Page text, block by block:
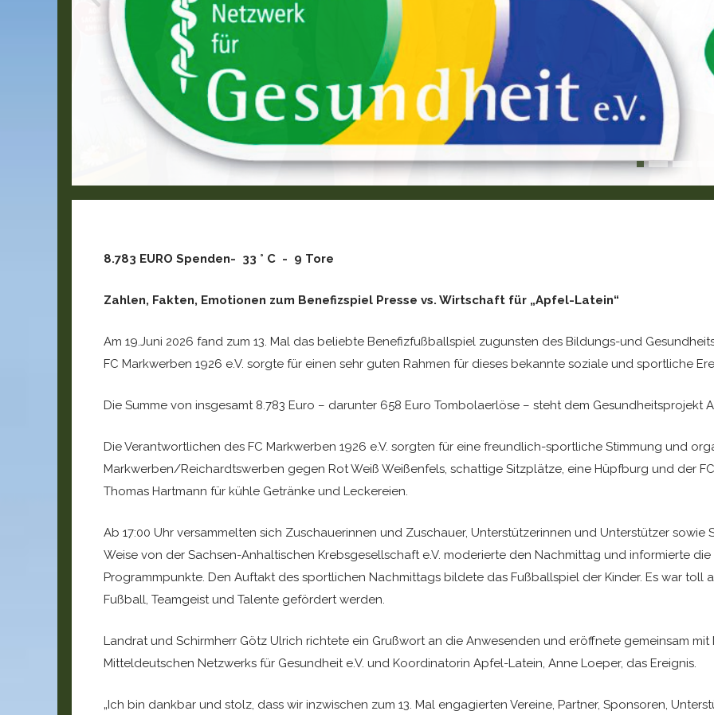
8.783 EURO Spenden- 33 ° C - 9 Tore
Zahlen, Fakten, Emotionen zum Benefizspiel Presse vs. Wirtschaft für „Apfel-Latein“
Am 19.Juni 2026 fand zum 13. Mal das beliebte Benefizfußballspiel zugunsten des Bildungs-und
FC Markwerben 1926 e.V. sorgte für einen sehr guten Rahmen für dieses bekannte soziale und sportliche
Die Summe von insgesamt 8.783 Euro – darunter 658 Euro Tombolaerlöse – steht dem Gesundheitsprojekt
Die Verantwortlichen des FC Markwerben 1926 e.V. sorgten für eine freundlich-sportliche Stimmung und
Markwerben/Reichardtswerben gegen Rot Weiß Weißenfels, schattige Sitzplätze, eine Hüpfburg und der
Thomas Hartmann für kühle Getränke und Leckereien.
Ab 17:00 Uhr versammelten sich Zuschauerinnen und Zuschauer, Unterstützerinnen und Unterstützer
Weise von der Sachsen-Anhaltischen Krebsgesellschaft e.V. moderierte den Nachmittag und informierte
Programmpunkte. Den Auftakt des sportlichen Nachmittags bildete das Fußballspiel der Kinder. Es war toll
Fußball, Teamgeist und Talente gefördert werden.
Landrat und Schirmherr Götz Ulrich richtete ein Grußwort an die Anwesenden und eröffnete gemeinsam mit
Mitteldeutschen Netzwerks für Gesundheit e.V. und Koordinatorin Apfel-Latein, Anne Loeper, das Ereignis.
„Ich bin dankbar und stolz, dass wir inzwischen zum 13. Mal engagierten Vereine, Partner, Sponsoren,